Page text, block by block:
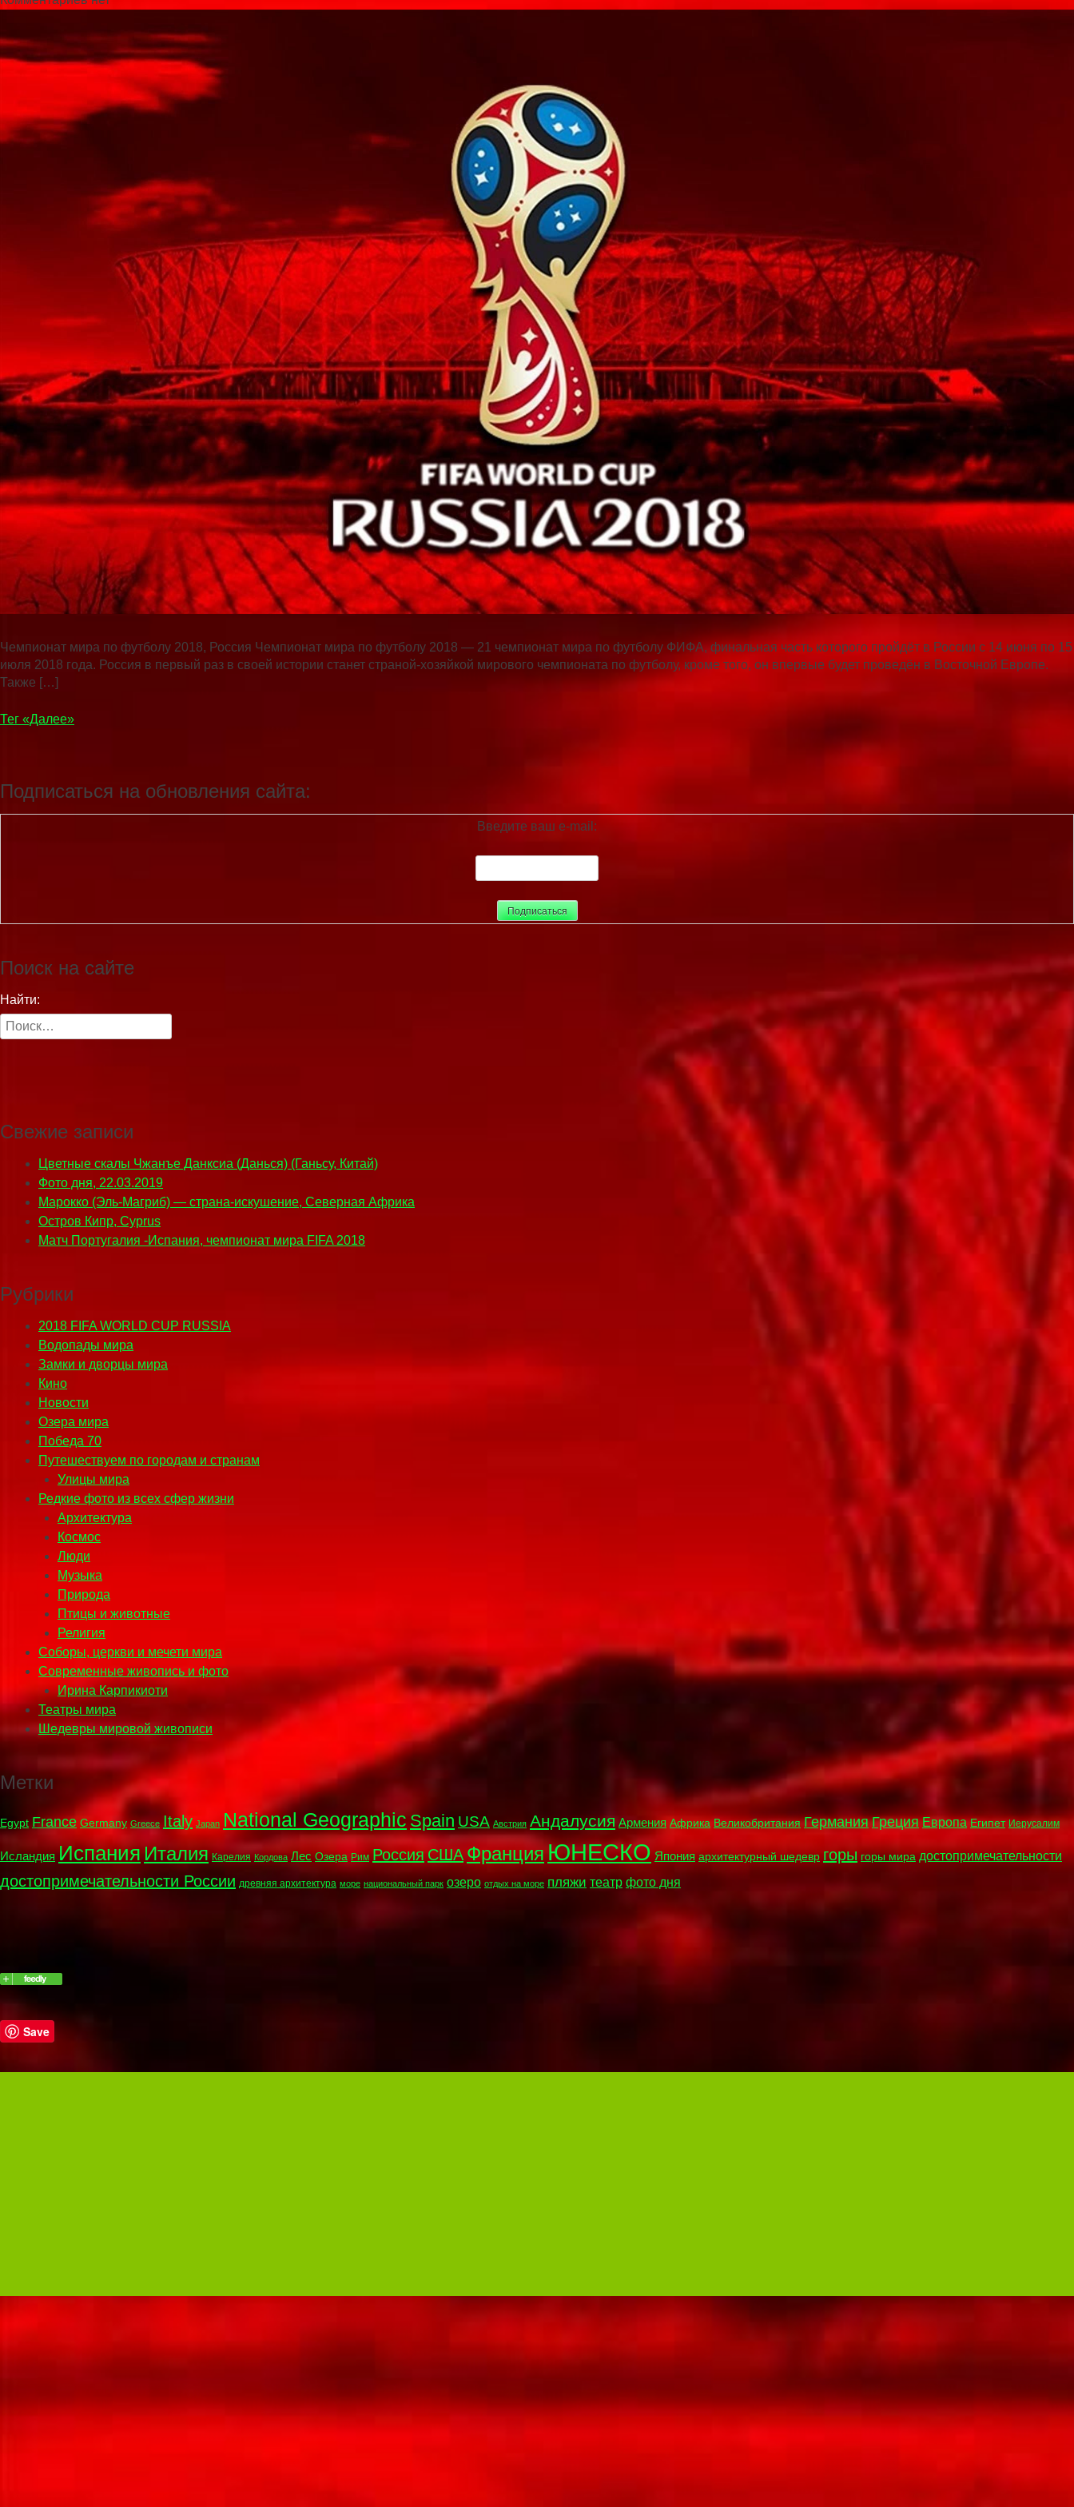
Чемпионат мира по футболу 2018, Россия Чемпионат мира по футболу 2018 — 21 чемпионат мира по футболу ФИФА, финальная часть которого пройдёт в России с 14 июня по 15
июля 2018 года. Россия в первый раз в своей истории станет страной-хозяйкой мирового чемпионата по футболу, кроме того, он впервые будет проведён в Восточной Европе.
Также […]
Тег «Далее»
Подписаться на обновления сайта:
Введите ваш e-mail:
Поиск на сайте
Найти:
Свежие записи
Цветные скалы Чжанъе Данксиа (Данься) (Ганьсу, Китай)
Фото дня, 22.03.2019
Марокко (Эль-Магриб) — страна-искушение, Северная Африка
Остров Кипр, Cyprus
Матч Португалия -Испания, чемпионат мира FIFA 2018
Рубрики
2018 FIFA WORLD CUP RUSSIA
Водопады мира
Замки и дворцы мира
Кино
Новости
Озера мира
Победа 70
Путешествуем по городам и странам
Улицы мира
Редкие фото из всех сфер жизни
Архитектура
Космос
Люди
Музыка
Природа
Птицы и животные
Религия
Соборы, церкви и мечети мира
Современные живопись и фото
Ирина Карпикиоти
Театры мира
Шедевры мировой живописи
Метки
Egypt France Germany Greece Italy Japan National Geographic Spain USA Австрия Андалусия Армения Африка Великобритания ГерманияГреция Европа Египет Иерусалим
Исландия ИспанияИталия Карелия Кордова Лес Озера Рим РоссияСША Франция ЮНЕСКО Япония архитектурный шедевр горы горы мира достопримечательности
достопримечательности России древняя архитектура море национальный парк озеро отдых на море пляжи театр фото дня
Save